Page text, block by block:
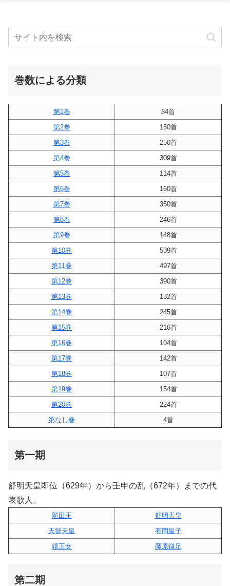
巻数による分類
第1巻
84首
第2巻
150首
第3巻
250首
第4巻
309首
第5巻
114首
第6巻
160首
第7巻
350首
第8巻
246首
第9巻
148首
第10巻
539首
第11巻
497首
第12巻
390首
第13巻
132首
第14巻
245首
第15巻
216首
第16巻
104首
第17巻
142首
第18巻
107首
第19巻
154首
第20巻
224首
第なし巻
4首
第一期
舒明天皇即位（629年）から壬申の乱（672年）までの代
表歌人。
額田王
舒明天皇
天智天皇
有間皇子
鏡王女
藤原鎌足
第二期